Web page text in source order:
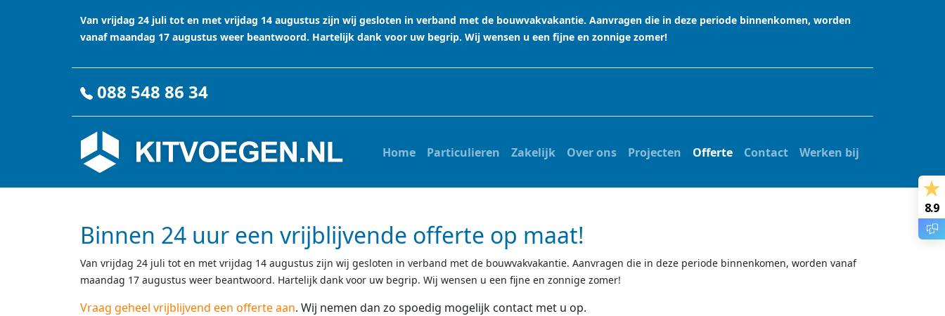
Van vrijdag 24 juli tot en met vrijdag 14 augustus zijn wij gesloten in verband met de bouwvakvakantie. Aanvragen die in deze periode binnenkomen, worden
vanaf maandag 17 augustus weer beantwoord. Hartelijk dank voor uw begrip. Wij wensen u een fijne en zonnige zomer!
088 548 86 34
Home Particulieren Zakelijk Over ons Projecten Offerte Contact Werken bij
Binnen 24 uur een vrijblijvende offerte op maat!
Van vrijdag 24 juli tot en met vrijdag 14 augustus zijn wij gesloten in verband met de bouwvakvakantie. Aanvragen die in deze periode binnenkomen, worden vanaf
maandag 17 augustus weer beantwoord. Hartelijk dank voor uw begrip. Wij wensen u een fijne en zonnige zomer!
Vraag geheel vrijblijvend een offerte aan. Wij nemen dan zo spoedig mogelijk contact met u op.
8.9